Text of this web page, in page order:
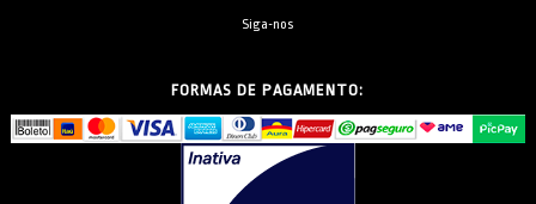
Siga-nos
FORMAS DE PAGAMENTO: